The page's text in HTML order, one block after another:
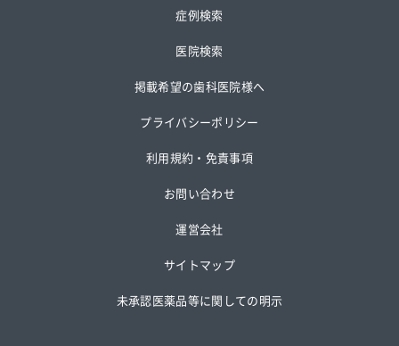
症例検索
医院検索
掲載希望の歯科医院様へ
プライバシーポリシー
利用規約・免責事項
お問い合わせ
運営会社
サイトマップ
未承認医薬品等に関しての明示